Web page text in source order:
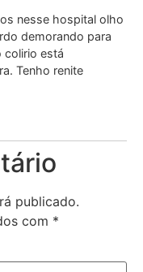
nesse hospital olho
demorando para
colirio está
Tenho renite
publicado.
com *